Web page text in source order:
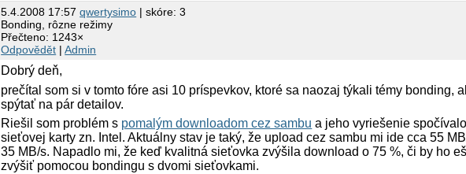
5.4.2008 17:57qwertysimo | skóre: 3
Bonding, rôzne režimy
Přečteno: 1243×
Odpovědět |Admin
Dobrý deň,
prečítal som si v tomto fóre asi 10 príspevkov, ktoré sa naozaj týkali témy bonding,
spýtať na pár detailov.
Riešil som problém s pomalým downloadom cez sambu a jeho vyriešenie
sieťovej karty zn. Intel. Aktuálny stav je taký, že upload cez sambu mi ide cca 55
35 MB/s. Napadlo mi, že keď kvalitná sieťovka zvýšila download o 75 %, či by ho
zvýšiť pomocou bondingu s dvomi sieťovkami.